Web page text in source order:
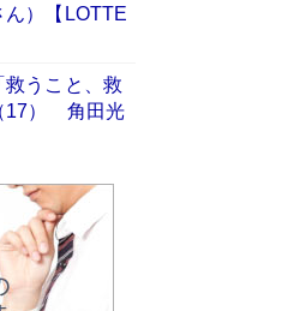
）【LOTTE
救うこと、救
17） 角田光